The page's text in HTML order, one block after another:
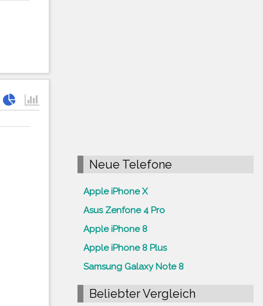
Neue Telefone
Apple iPhone X
Asus Zenfone 4 Pro
Apple iPhone 8
Apple iPhone 8 Plus
Samsung Galaxy Note 8
Beliebter Vergleich